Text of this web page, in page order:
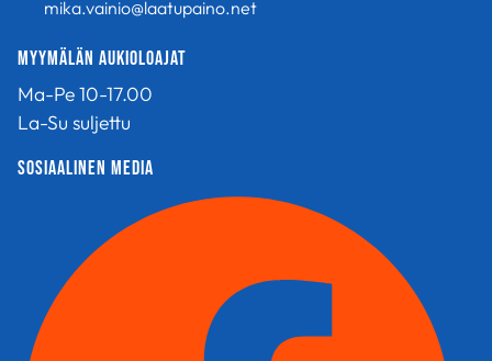
mika.vainio@laatupaino.net
Myymälän aukioloajat
Ma-Pe 10-17.00
La-Su suljettu
sosiaalinen media